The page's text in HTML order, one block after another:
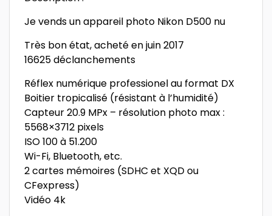
Je vends un appareil photo Nikon D500 nu
Très bon état, acheté en juin 2017
16625 déclanchements
Réflex numérique professionel au format DX
Boitier tropicalisé (résistant à l’humidité)
Capteur 20.9 MPx – résolution photo max :
5568×3712 pixels
ISO 100 à 51.200
Wi-Fi, Bluetooth, etc.
2 cartes mémoires (SDHC et XQD ou
CFexpress)
Vidéo 4k